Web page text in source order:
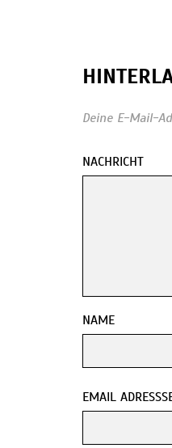
Deine E-Mail-
NACHRICHT
NAME
EMAIL